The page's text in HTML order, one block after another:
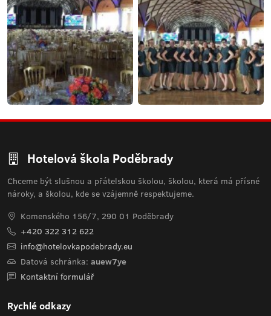
Hotelová škola Poděbrady
Chceme být slušnou a přátelskou školou, školou, která má přísné
nároky, a školou, kde se vzájemně respektujeme.
Komenského 156/7, 290 01 Poděbrady
+420 322 312 622
info@hotelovkapodebrady.eu
Datová schránka: auew7ye
Kontaktní formulář
Rychlé odkazy